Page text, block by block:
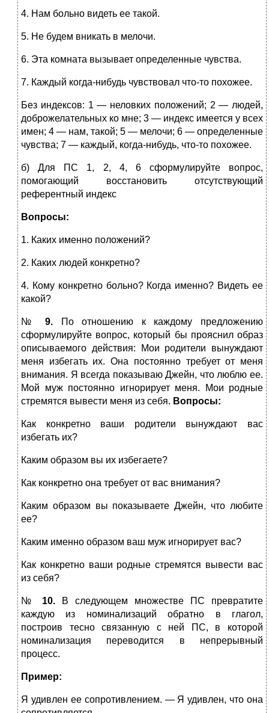
4. Нам больно видеть ее такой.
5. Не будем вникать в мелочи.
6. Эта комната вызывает определенные чувства.
7. Каждый когда-нибудь чувствовал что-то похожее.
Без индексов: 1 — неловких положений; 2 — людей,
доброжелательных ко мне; 3 — индекс имеется у всех
имен; 4 — нам, такой; 5 — мелочи; 6 — определенные
чувства; 7 — каждый, когда-нибудь, что-то похожее.
б) Для ПС 1, 2, 4, 6 сформулируйте вопрос,
помогающий восстановить отсутствующий
референтный индекс
Вопросы:
1. Каких именно положений?
2. Каких людей конкретно?
4. Кому конкретно больно? Когда именно? Видеть ее
какой?
№9. По отношению к каждому предложению
сформулируйте вопрос, который бы прояснил образ
описываемого действия: Мои родители вынуждают
меня избегать их. Она постоянно требует от меня
внимания. Я всегда показываю Джейн, что люблю ее.
Мой муж постоянно игнорирует меня. Мои родные
стремятся вывести меня из себя. Вопросы:
Как конкретно ваши родители вынуждают вас
избегать их?
Каким образом вы их избегаете?
Как конкретно она требует от вас внимания?
Каким образом вы показываете Джейн, что любите
ее?
Каким именно образом ваш муж игнорирует вас?
Как конкретно ваши родные стремятся вывести вас
из себя?
№ 10.
В следующем множестве ПС превратите
каждую из номинализаций обратно в глагол,
построив тесно связанную с ней ПС, в которой
номинализация переводится в непрерывный
процесс.
Пример:
Я удивлен ее сопротивлением. — Я удивлен, что она